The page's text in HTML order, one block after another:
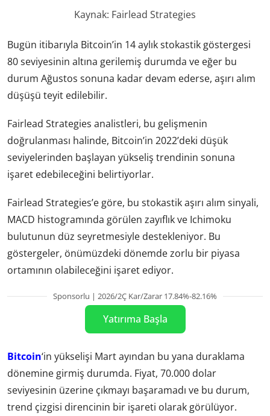
Kaynak: Fairlead Strategies
Bugün itibarıyla Bitcoin’in 14 aylık stokastik göstergesi
80 seviyesinin altına gerilemiş durumda ve eğer bu
durum Ağustos sonuna kadar devam ederse, aşırı alım
düşüşü teyit edilebilir.
Fairlead Strategies analistleri, bu gelişmenin
doğrulanması halinde, Bitcoin’in 2022’deki düşük
seviyelerinden başlayan yükseliş trendinin sonuna
işaret edebileceğini belirtiyorlar.
Fairlead Strategies’e göre, bu stokastik aşırı alım sinyali,
MACD histogramında görülen zayıflık ve Ichimoku
bulutunun düz seyretmesiyle destekleniyor. Bu
göstergeler, önümüzdeki dönemde zorlu bir piyasa
ortamının olabileceğini işaret ediyor.
Sponsorlu | 2026/2Ç Kar/Zarar 17.84%-82.16%
Yatırıma Başla
Bitcoin‘in yükselişi Mart ayından bu yana duraklama
dönemine girmiş durumda. Fiyat, 70.000 dolar
seviyesinin üzerine çıkmayı başaramadı ve bu durum,
trend çizgisi direncinin bir işareti olarak görülüyor.